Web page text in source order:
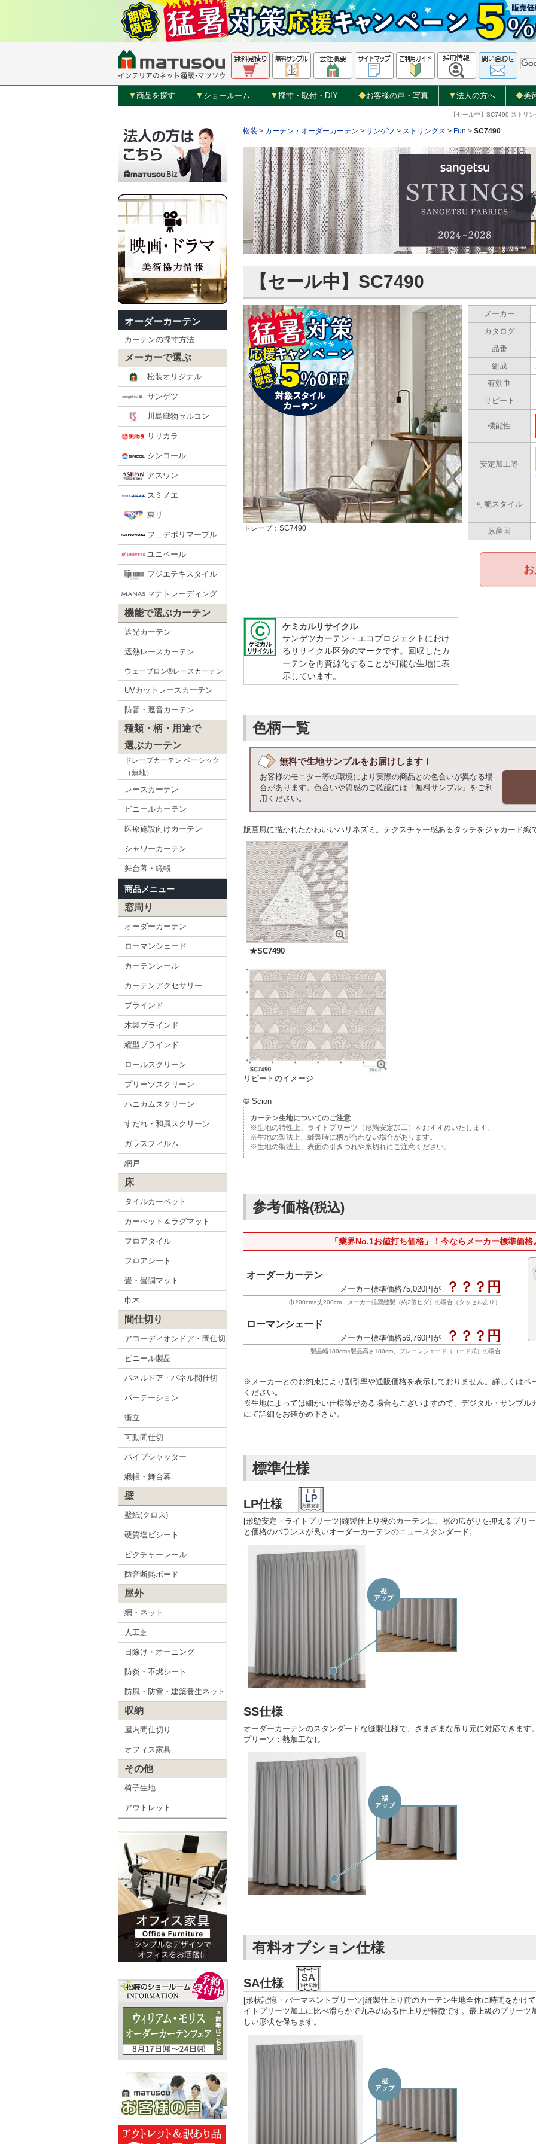
▼ 商品を探す ▼ ショールーム ▼ 採寸・取付・DIY ◆お客様の声・写真 ▼法人の方へ ◆美
【セール中】SC7490 ストリ
オーダーカーテン
カーテンの採寸方法
メーカーで選ぶ
松装オリジナル
サンゲツ
川島織物セルコン
リリカラ
シンコール
アスワン
スミノエ
東リ
フェデポリマーブル
ユニベール
フジエテキスタイル
マナトレーディング
機能で選ぶカーテン
遮光カーテン
遮熱レースカーテン
ウェーブロン®レースカーテン
UVカットレースカーテン
防音・遮音カーテン
種類・柄・用途で
選ぶカーテン
ドレープカーテン ベーシック
（無地）
レースカーテン
ビニールカーテン
医療施設向けカーテン
シャワーカーテン
舞台幕・緞帳
商品メニュー
窓周り
オーダーカーテン
ローマンシェード
カーテンレール
カーテンアクセサリー
ブラインド
木製ブラインド
縦型ブラインド
ロールスクリーン
プリーツスクリーン
ハニカムスクリーン
すだれ・和風スクリーン
ガラスフィルム
網戸
床
タイルカーペット
カーペット＆ラグマット
フロアタイル
フロアシート
畳・畳調マット
巾木
間仕切り
アコーディオンドア・間仕切
ビニール製品
パネルドア・パネル間仕切
パーテーション
衝立
可動間仕切
パイプシャッター
緞帳・舞台幕
壁
壁紙(クロス)
硬質塩ビシート
ピクチャーレール
防音断熱ボード
屋外
網・ネット
人工芝
日除け・オーニング
防炎・不燃シート
防風・防雪・建築養生ネット
収納
屋内間仕切り
オフィス家具
その他
椅子生地
アウトレット
松装 > カーテン・オーダーカーテン > サンゲツ > ストリングス > Fun > SC7490
【セール中】SC7490
ドレープ：SC7490
メーカー
カタログ
品番
組成
有効巾
リピート
機能性
安定加工等
可能スタイル
原産国
ケミカルリサイクル
サンゲツカーテン・エコプロジェクトにおけ
るリサイクル区分のマークです。回収したカ
ーテンを再資源化することが可能な生地に表
示しています。
色柄一覧
無料で生地サンプルをお届けします！
お客様のモニター等の環境により実際の商品との色合いが異なる場
合があります。色合いや質感のご確認には「無料サンプル」をご利
用ください。
版画風に描かれたかわいいハリネズミ。テクスチャー感あるタッチをジャカード織
★SC7490
リピートのイメージ
© Scion
カーテン生地についてのご注意
※生地の特性上、ライトプリーツ（形態安定加工）をおすすめいたします。
※生地の製法上、縫製時に柄が合わない場合があります。
※生地の製法上、表面の引きつれや糸切れにご注意ください。
参考価格(税込)
「業界No.1お値打ち価格」！今ならメーカー標準価格
オーダーカーテン
メーカー標準価格75,020円が ？？？円
巾200cm×丈200cm、メーカー推奨縫製（約2倍ヒダ）の場合（タッセルあり）
ローマンシェード
メーカー標準価格56,760円が ？？？円
製品幅180cm×製品高さ180cm、プレーンシェード（コード式）の場合
※メーカーとのお約束により割引率や通販価格を表示しておりません。詳しくはペ
ください。
※生地によっては細かい仕様等がある場合もございますので、デジタル・サンプル
にて詳細をお確かめ下さい。
標準仕様
LP仕様
[形態安定・ライトプリーツ]縫製仕上り後のカーテンに、裾の広がりを抑えるプリ
と価格のバランスが良いオーダーカーテンのニュースタンダード。
SS仕様
オーダーカーテンのスタンダードな縫製仕様で、さまざまな吊り元に対応できます。
プリーツ：熱加工なし
有料オプション仕様
SA仕様
[形状記憶・パーマネントプリーツ]縫製仕上り前のカーテン生地全体に時間をかけ
イトプリーツ加工に比べ滑らかで丸みのある仕上りが特徴です。最上級のプリー
しい形状を保ちます。